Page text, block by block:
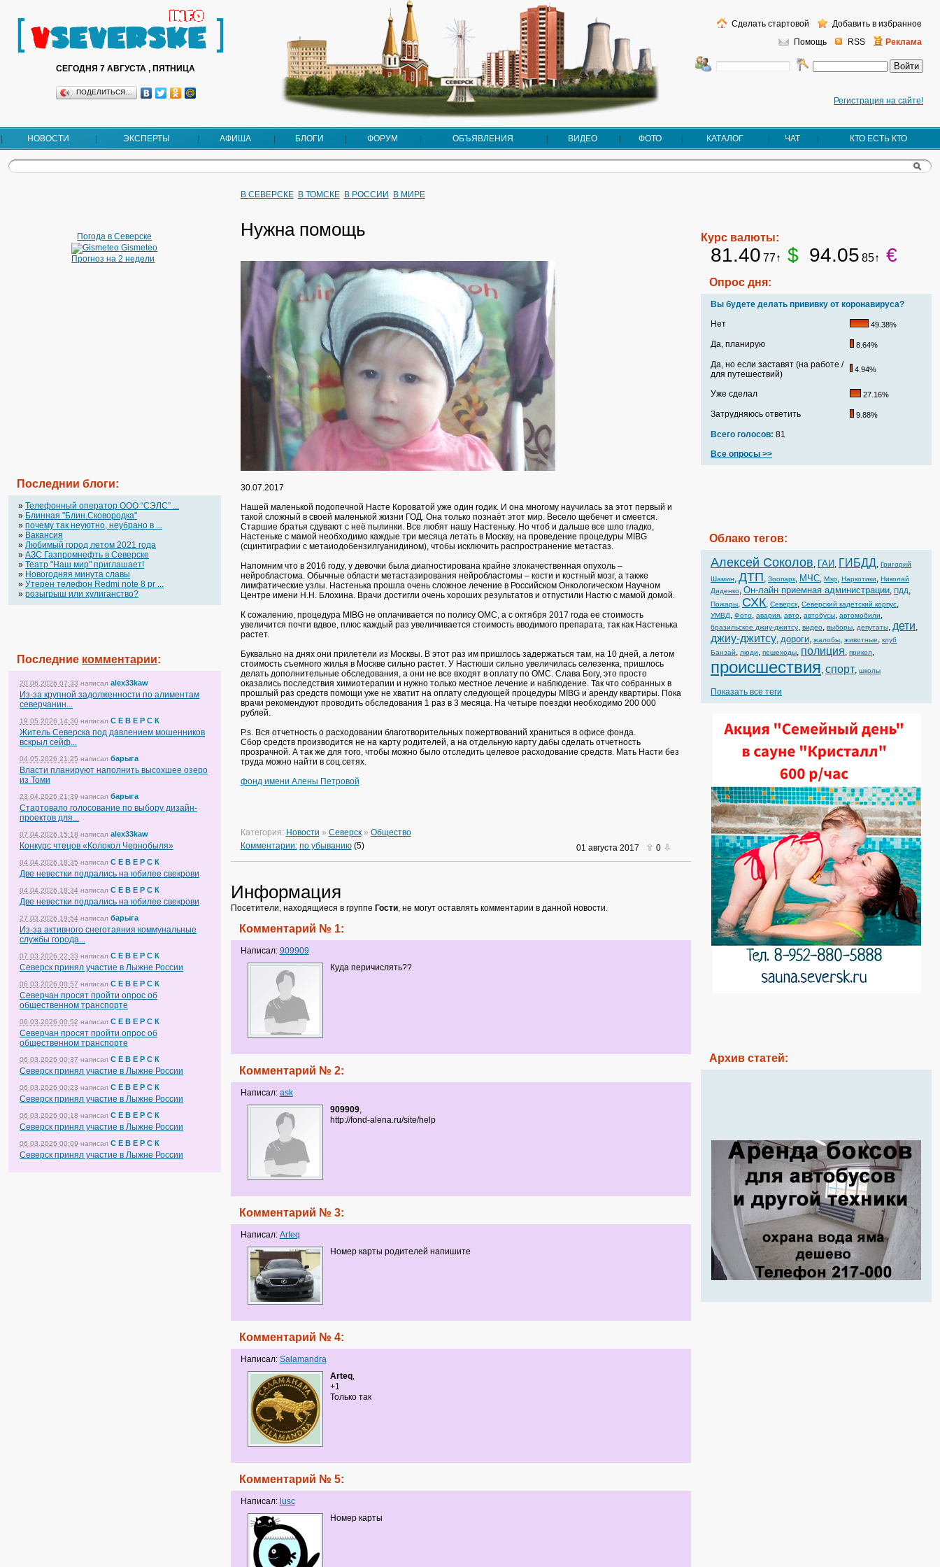
СЕГОДНЯ 7 АВГУСТА , ПЯТНИЦА
ПОДЕЛИТЬСЯ…
Регистрация на сайте!
Помощь RSS Реклама
Сделать стартовой Добавить в избранное
НОВОСТИ ЭКСПЕРТЫ АФИША БЛОГИ ФОРУМ ОБЪЯВЛЕНИЯ ВИДЕО ФОТО КАТАЛОГ ЧАТ КТО ЕСТЬ КТО
Погода в Северске
Gismeteo
Прогноз на 2 недели
Последнии блоги:
» Телефонный оператор OOO “СЭЛС” ...
» Блинная "Блин.Сковородка"
» почему так неуютно, неубрано в ...
» Вакансия
» Любимый город летом 2021 года
» АЗС Газпромнефть в Северске
» Театр "Наш мир" приглашает!
» Новогодняя минута славы
» Утерен телефон Redmi note 8 pr ...
» розыгрыш или хулиганство?
Последние комментарии:
20.06.2026 07:33 написал alex33kaw
Из-за крупной задолженности по алиментам
северчанин...
19.05.2026 14:30 написал С Е В Е Р С К
Житель Северска под давлением мошенников
вскрыл сейф...
04.05.2026 21:25 написал барыга
Власти планируют наполнить высохшее озеро
из Томи
23.04.2026 21:39 написал барыга
Стартовало голосование по выбору дизайн-
проектов для...
07.04.2026 15:18 написал alex33kaw
Конкурс чтецов «Колокол Чернобыля»
04.04.2026 18:35 написал С Е В Е Р С К
Две невестки подрались на юбилее свекрови
04.04.2026 18:34 написал С Е В Е Р С К
Две невестки подрались на юбилее свекрови
27.03.2026 19:54 написал барыга
Из-за активного снеготаяния коммунальные
службы города...
07.03.2026 22:33 написал С Е В Е Р С К
Северск принял участие в Лыжне России
06.03.2026 00:57 написал С Е В Е Р С К
Северчан просят пройти опрос об
общественном транспорте
06.03.2026 00:52 написал С Е В Е Р С К
Северчан просят пройти опрос об
общественном транспорте
06.03.2026 00:37 написал С Е В Е Р С К
Северск принял участие в Лыжне России
06.03.2026 00:23 написал С Е В Е Р С К
Северск принял участие в Лыжне России
06.03.2026 00:18 написал С Е В Е Р С К
Северск принял участие в Лыжне России
06.03.2026 00:09 написал С Е В Е Р С К
Северск принял участие в Лыжне России
В СЕВЕРСКЕ В ТОМСКЕ В РОССИИ В МИРЕ
Нужна помощь
30.07.2017
Нашей маленькой подопечной Насте Короватой уже один годик. И она многому научилась за этот первый и
такой сложный в своей маленькой жизни ГОД. Она только познаёт этот мир. Весело щебечет и смеется.
Старшие братья сдувают с неё пылинки. Все любят нашу Настеньку. Но чтоб и дальше все шло гладко,
Настеньке с мамой необходимо каждые три месяца летать в Москву, на проведение процедуры MIBG
(сцинтиграфии с метаиодобензилгуанидином), чтобы исключить распространение метастаз.
Напомним что в 2016 году, у девочки была диагностирована крайне злокачественная опухоль –
нейробластома. Обычные области метастазирования нейробластомы – кости и костный мозг, а также
лимфатические узлы. Настенька прошла очень сложное лечение в Российском Онкологическом Научном
Центре имени Н.Н. Блохина. Врачи достигли очень хороших результатов и отпустили Настю с мамой домой.
К сожалению, процедура MIBG не оплачивается по полису ОМС, а с октября 2017 года ее стоимость
увеличится почти вдвое, плюс каждый раз увеличивается стоимость вводимого препарата, так как Настенька
растет.
Буквально на днях они прилетели из Москвы. В этот раз им пришлось задержаться там, на 10 дней, а летом
стоимость съемного жилья в Москве сильно растет. У Настюши сильно увеличилась селезенка, пришлось
делать дополнительные обследования, а они не все входят в оплату по ОМС. Слава Богу, это просто
оказались последствия химиотерапии и нужно только местное лечение и наблюдение. Так что собранных в
прошлый раз средств помощи уже не хватит на оплату следующей процедуры MIBG и аренду квартиры. Пока
врачи рекомендуют проводить обследования 1 раз в 3 месяца. На четыре поездки необходимо 200 000
рублей.
P.s. Вся отчетность о расходовании благотворительных пожертвований храниться в офисе фонда.
Сбор средств производится не на карту родителей, а на отдельную карту дабы сделать отчетность
прозрачной. А так же для того, чтобы можно было отследить целевое расходование средств. Мать Насти без
труда можно найти в соц.сетях.
фонд имени Алены Петровой
Категория: Новости » Северск» Общество
Комментарии: по убыванию(5) 01 августа 2017 0
Информация
Посетители, находящиеся в группе Гости, не могут оставлять комментарии в данной новости.
Комментарий № 1:
Написал: 909909
Куда перичислять??
Комментарий № 2:
Написал: ask
909909,
http://fond-alena.ru/site/help
Комментарий № 3:
Написал: Arteq
Номер карты родителей напишите
Комментарий № 4:
Написал: Salamandra
Arteq,
+1
Только так
Комментарий № 5:
Написал: lusc
Номер карты
Курс валюты:
81.40 77↑ $ 94.05 85↑ €
Опрос дня:
Вы будете делать прививку от коронавируса?
Нет
49.38%
Да, планирую 8.64%
Да, но если заставят (на работе /
для путешествий)
4.94%
Уже сделал 27.16%
Затрудняюсь ответить 9.88%
Всего голосов: 81
Все опросы >>
Облако тегов:
Алексей Соколов, ГАИ, ГИБДД, Григорий
Шамин, ДТП, Зоопарк, МЧС, Мэр, Наркотики, Николай
Диденко, Он-лайн приемная администрации, ПДД,
Пожары, СХК, Северск, Северский кадетский корпус,
УМВД, Фото, авария, авто, автобусы, автомобили,
бразильское джиу-джитсу, видео, выборы, депутаты, дети,
джиу-джитсу, дороги, жалобы, животные, клуб
Банзай, люди, пешеходы, полиция, прикол,
происшествия, спорт, школы
Показать все теги
Архив статей: